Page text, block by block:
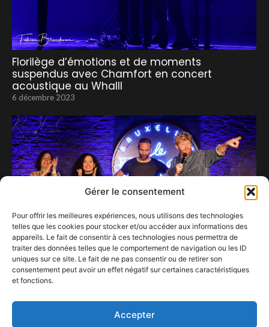
Gérer le consentement
Pour offrir les meilleures expériences, nous utilisons des technologies
telles que les cookies pour stocker et/ou accéder aux informations des
appareils. Le fait de consentir à ces technologies nous permettra de
traiter des données telles que le comportement de navigation ou les ID
uniques sur ce site. Le fait de ne pas consentir ou de retirer son
consentement peut avoir un effet négatif sur certaines caractéristiques
et fonctions.
Accepter
Florilège d’émotions et de moments
suspendus avec Chamfort en concert
acoustique au Whalll
6 décembre 2023
26 janvier 2025